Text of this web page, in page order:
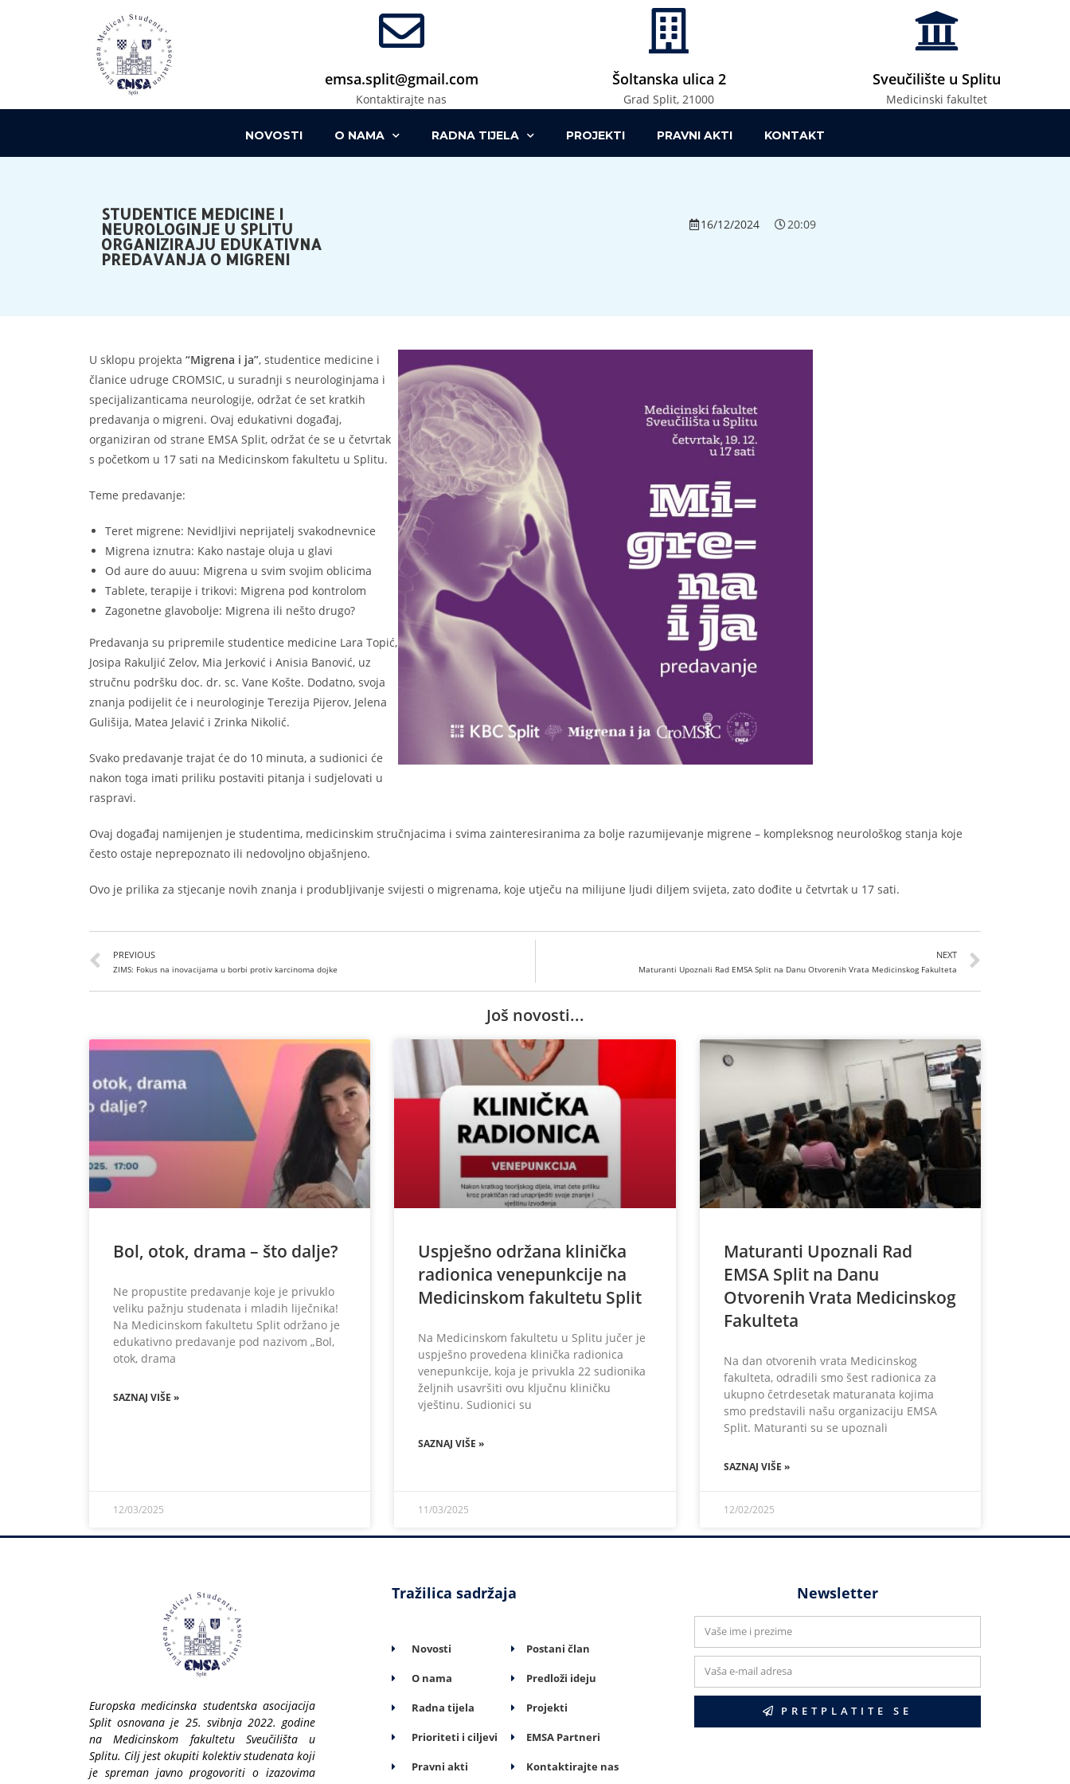
emsa.split@gmail.com
Kontaktirajte nas
Šoltanska ulica 2
Grad Split, 21000
Sveučilište u Splitu
Medicinski fakultet
NOVOSTI O NAMA RADNA TIJELA PROJEKTI PRAVNI AKTI KONTAKT
STUDENTICE MEDICINE I
NEUROLOGINJE U SPLITU
ORGANIZIRAJU EDUKATIVNA
PREDAVANJA O MIGRENI
16/12/2024 20:09
U sklopu projekta “Migrena i ja”, studentice medicine i
članice udruge CROMSIC, u suradnji s neurologinjama i
specijalizanticama neurologije, održat će set kratkih
predavanja o migreni. Ovaj edukativni događaj,
organiziran od strane EMSA Split, održat će se u četvrtak
s početkom u 17 sati na Medicinskom fakultetu u Splitu.
Teme predavanje:
Teret migrene: Nevidljivi neprijatelj svakodnevnice
Migrena iznutra: Kako nastaje oluja u glavi
Od aure do auuu: Migrena u svim svojim oblicima
Tablete, terapije i trikovi: Migrena pod kontrolom
Zagonetne glavobolje: Migrena ili nešto drugo?
Predavanja su pripremile studentice medicine Lara Topić,
Josipa Rakuljić Zelov, Mia Jerković i Anisia Banović, uz
stručnu podršku doc. dr. sc. Vane Košte. Dodatno, svoja
znanja podijelit će i neurologinje Terezija Pijerov, Jelena
Gulišija, Matea Jelavić i Zrinka Nikolić.
Svako predavanje trajat će do 10 minuta, a sudionici će
nakon toga imati priliku postaviti pitanja i sudjelovati u
raspravi.
Ovaj događaj namijenjen je studentima, medicinskim stručnjacima i svima zainteresiranima za bolje razumijevanje migrene – kompleksnog neurološkog stanja koje
često ostaje neprepoznato ili nedovoljno objašnjeno.
Ovo je prilika za stjecanje novih znanja i produbljivanje svijesti o migrenama, koje utječu na milijune ljudi diljem svijeta, zato dođite u četvrtak u 17 sati.
PREVIOUS
ZIMS: Fokus na inovacijama u borbi protiv karcinoma dojke
NEXT
Maturanti Upoznali Rad EMSA Split na Danu Otvorenih Vrata Medicinskog Fakulteta
Još novosti...
Bol, otok, drama – što dalje?
Ne propustite predavanje koje je privuklo
veliku pažnju studenata i mladih liječnika!
Na Medicinskom fakultetu Split održano je
edukativno predavanje pod nazivom „Bol,
otok, drama
SAZNAJ VIŠE »
12/03/2025
Uspješno održana klinička
radionica venepunkcije na
Medicinskom fakultetu Split
Na Medicinskom fakultetu u Splitu jučer je
uspješno provedena klinička radionica
venepunkcije, koja je privukla 22 sudionika
željnih usavršiti ovu ključnu kliničku
vještinu. Sudionici su
SAZNAJ VIŠE »
11/03/2025
Maturanti Upoznali Rad
EMSA Split na Danu
Otvorenih Vrata Medicinskog
Fakulteta
Na dan otvorenih vrata Medicinskog
fakulteta, odradili smo šest radionica za
ukupno četrdesetak maturanata kojima
smo predstavili našu organizaciju EMSA
Split. Maturanti su se upoznali
SAZNAJ VIŠE »
12/02/2025
Europska medicinska studentska asocijacija
Split osnovana je 25. svibnja 2022. godine
na Medicinskom fakultetu Sveučilišta u
Splitu. Cilj jest okupiti kolektiv studenata koji
je spreman javno progovoriti o izazovima
Tražilica sadržaja
Novosti
O nama
Radna tijela
Prioriteti i ciljevi
Pravni akti
Postani član
Predloži ideju
Projekti
EMSA Partneri
Kontaktirajte nas
Newsletter
PRETPLATITE SE